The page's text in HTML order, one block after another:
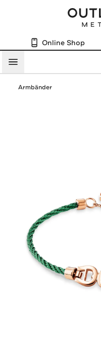
Online Shop
Menü
Armbänder